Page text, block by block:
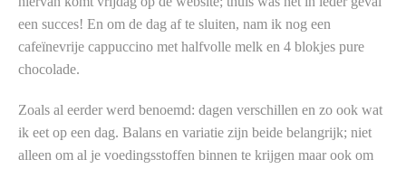
een succes! En om de dag af te sluiten, nam ik nog een
cafeïnevrije cappuccino met halfvolle melk en 4 blokjes pure
chocolade.
Zoals al eerder werd benoemd: dagen verschillen en zo ook wat
ik eet op een dag. Balans en variatie zijn beide belangrijk; niet
alleen om al je voedingsstoffen binnen te krijgen maar ook om